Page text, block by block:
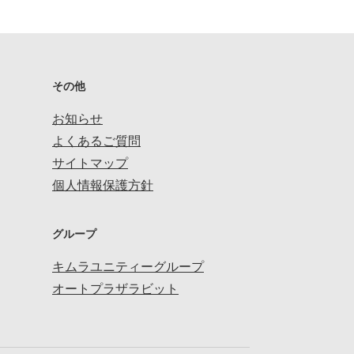
その他
お知らせ
よくあるご質問
サイトマップ
個人情報保護方針
グループ
キムラユニティーグループ
オートプラザラビット